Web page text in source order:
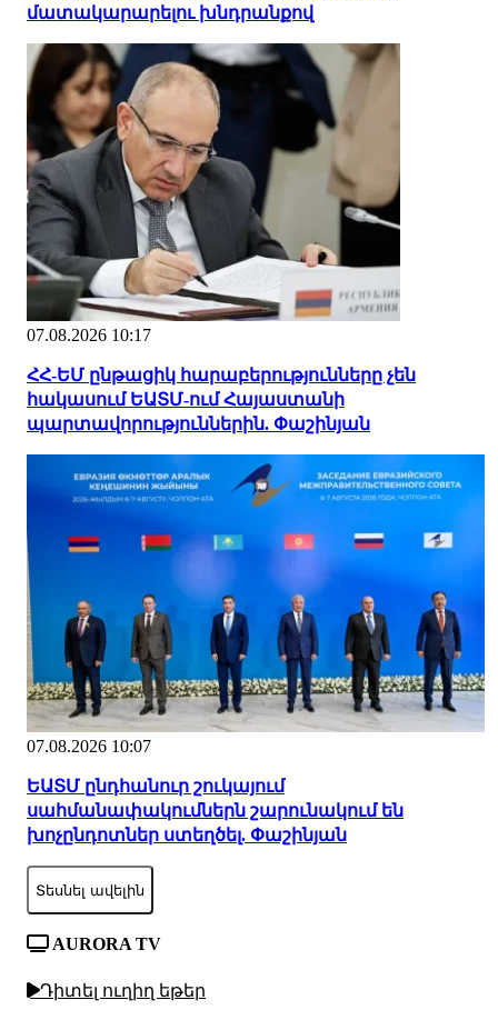
մատակարարելու խնդրանքով
07.08.2026 10:17
ՀՀ-ԵՄ ընթացիկ հարաբերությունները չեն
հակասում ԵԱՏՄ-ում Հայաստանի
պարտավորություններին. Փաշինյան
07.08.2026 10:07
ԵԱՏՄ ընդհանուր շուկայում
սահմանափակումներն շարունակում են
խոչընդոտներ ստեղծել. Փաշինյան
Տեսնել ավելին
AURORA TV
Դիտել ուղիղ եթեր